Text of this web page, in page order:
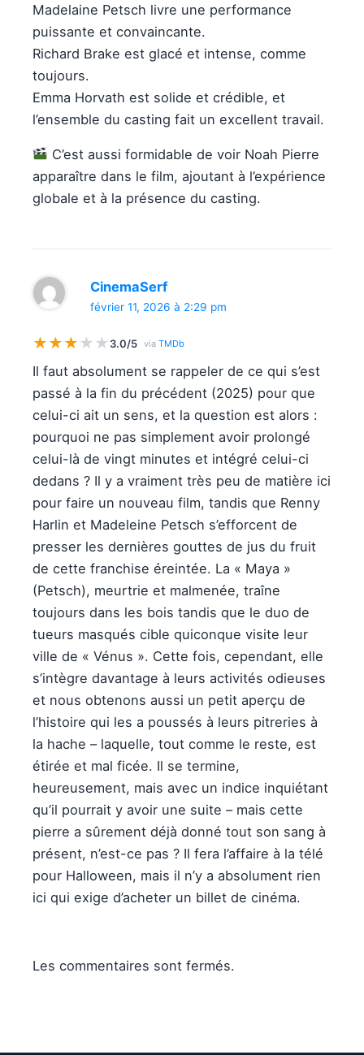
Madelaine Petsch livre une performance
puissante et convaincante.
Richard Brake est glacé et intense, comme
toujours.
Emma Horvath est solide et crédible, et
l’ensemble du casting fait un excellent travail.
C’est aussi formidable de voir Noah Pierre
apparaître dans le film, ajoutant à l’expérience
globale et à la présence du casting.
CinemaSerf
février 11, 2026 à 2:29 pm
★★★★ ★ 3.0/5 via TMDb
Il faut absolument se rappeler de ce qui s’est
passé à la fin du précédent (2025) pour que
celui-ci ait un sens, et la question est alors :
pourquoi ne pas simplement avoir prolongé
celui-là de vingt minutes et intégré celui-ci
dedans ? Il y a vraiment très peu de matière ici
pour faire un nouveau film, tandis que Renny
Harlin et Madeleine Petsch s’efforcent de
presser les dernières gouttes de jus du fruit
de cette franchise éreintée. La « Maya »
(Petsch), meurtrie et malmenée, traîne
toujours dans les bois tandis que le duo de
tueurs masqués cible quiconque visite leur
ville de « Vénus ». Cette fois, cependant, elle
s’intègre davantage à leurs activités odieuses
et nous obtenons aussi un petit aperçu de
l’histoire qui les a poussés à leurs pitreries à
la hache – laquelle, tout comme le reste, est
étirée et mal ficée. Il se termine,
heureusement, mais avec un indice inquiétant
qu’il pourrait y avoir une suite – mais cette
pierre a sûrement déjà donné tout son sang à
présent, n’est-ce pas ? Il fera l’affaire à la télé
pour Halloween, mais il n’y a absolument rien
ici qui exige d’acheter un billet de cinéma.
Les commentaires sont fermés.